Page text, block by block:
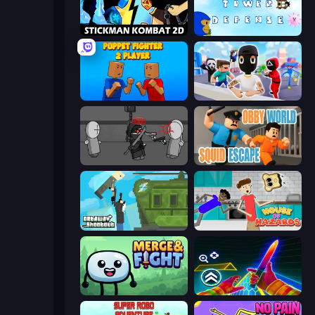
Stickman Kombat 2D
Puppet Fighter 2 Player
Madness Project Nexus
Getaway Shootout House of Hazards
Merge & Fight Surf GO Parkour